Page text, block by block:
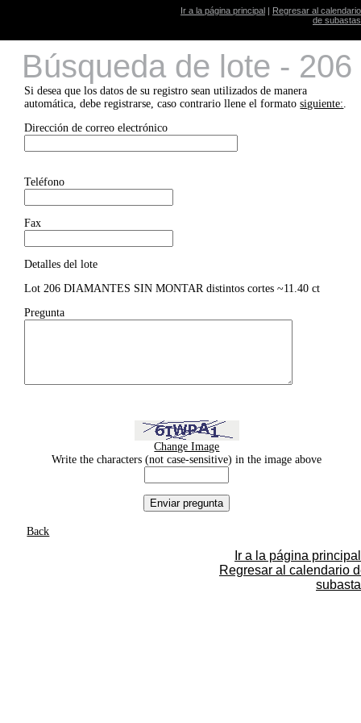
Ir a la página principal | Regresar al calendario
de subastas
Búsqueda de lote - 206
Si desea que los datos de su registro sean utilizados de manera
automática, debe registrarse, caso contrario llene el formatosiguiente:.
Dirección de correo electrónico
Teléfono
Fax
Detalles del lote
Lot 206 DIAMANTES SIN MONTAR distintos cortes ~11.40 ct
Pregunta
Change Image
Write the characters (not case-sensitive) in the image above
Back
Ir a la página principal
Regresar al calendario